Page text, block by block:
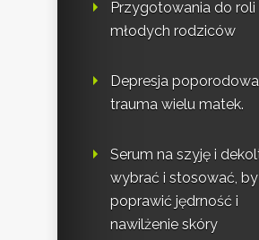
Przygotowania do roli
młodych rodziców
Depresja
trauma wielu matek.
Serum na szyję i
wybrać i stosować, by
poprawić jędrność i
nawilżenie skóry